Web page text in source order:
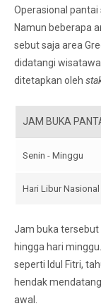
Operasional pantai
Namun beberapa
sebut saja area
didatangi
ditetapkan oleh
JAM BUKA
Senin - Minggu
Hari Libur Nasional
Jam buka tersebut
hingga hari
seperti Idul Fitri,
hendak
awal.